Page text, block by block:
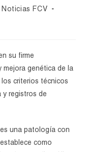
Noticias FCV
su firme
mejora genética de la
criterios técnicos
y registros de
una patología con
como